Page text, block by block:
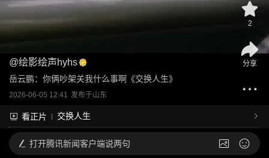
@绘影绘声hyhs
岳云鹏：你俩吵架关我什么事啊《交换人生》
2026-06-05 12:41 发布于山东
看正片 交换人生
2
分享
打开腾讯新闻客户端说两句